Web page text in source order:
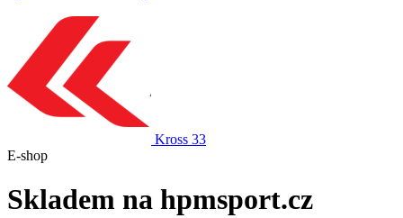
Kross 33
E-shop
Skladem na hpmsport.cz